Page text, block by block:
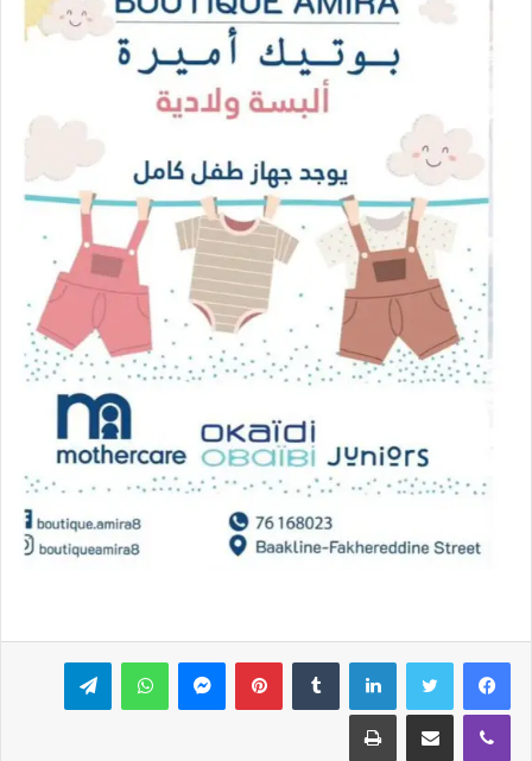
فيسبوك تويتر لينكدإن بينتيريستماسنجر واتساب تيلقرام
ڤايبر مشاركة عبر البريد طباعة